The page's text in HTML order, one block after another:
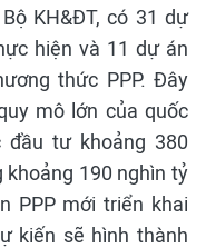
KH&ĐT, có 31 dự
hiện và 11 dự án
thức PPP. Đây
mô lớn của quốc
tư khoảng 380
khoảng 190 nghìn tỷ
PPP mới triển khai
kiến sẽ hình thành